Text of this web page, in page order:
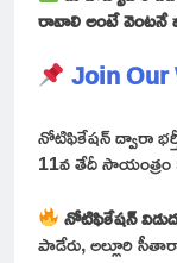
రావాలి అంటే
Join Our
నోటిఫికేషన్ ద్వారా భర్తీ
11వ తేదీ
నోటిఫికేషన్
పాడేరు, అల్లూరి